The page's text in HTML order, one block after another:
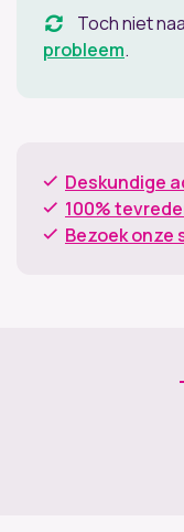
Toch niet
probleem.
Deskundige
100%
Bezoek onze